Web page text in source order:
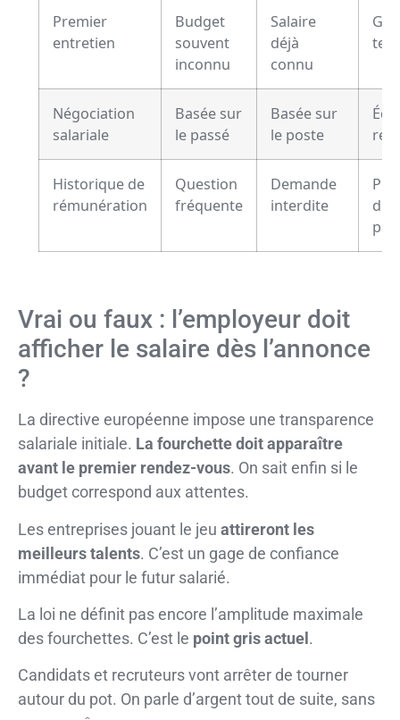
Premier
entretien
Budget
souvent
inconnu
Salaire
déjà
connu
Négociation
salariale
Basée sur
le passé
Basée sur
le poste
Historique de
rémunération
Question
fréquente
Demande
interdite
du
Vrai ou faux : l’employeur doit
afficher le salaire dès l’annonce
?
La directive européenne impose une transparence
salariale initiale. La fourchette doit apparaître
avant le premier rendez-vous. On sait enfin si le
budget correspond aux attentes.
Les entreprises jouant le jeu attireront les
meilleurs talents. C’est un gage de confiance
immédiat pour le futur salarié.
La loi ne définit pas encore l’amplitude maximale
des fourchettes. C’est le point gris actuel .
Candidats et recruteurs vont arrêter de tourner
autour du pot. On parle d’argent tout de suite, sans